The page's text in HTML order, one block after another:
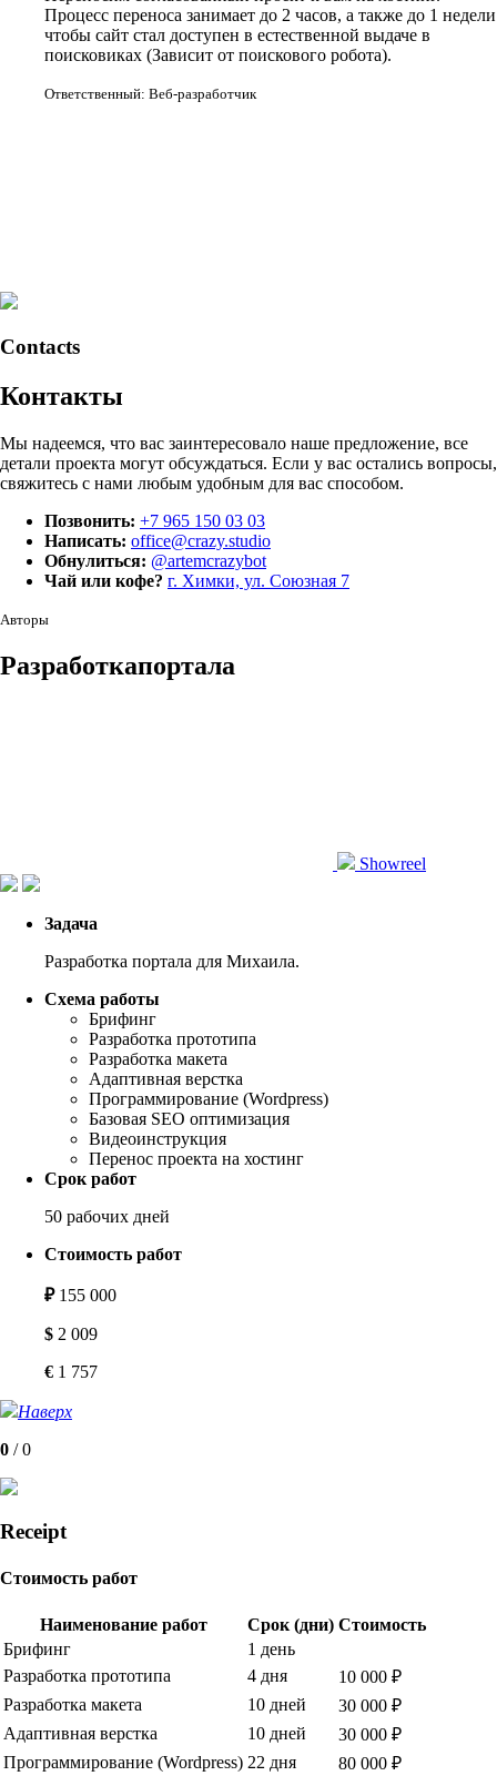
Процесс переноса занимает до 2 часов, а также до 1 недели
чтобы сайт стал доступен в естественной выдаче в
поисковиках (Зависит от поискового робота).
Ответственный: Веб-разработчик
Contacts
Контакты
Мы надеемся, что вас заинтересовало наше предложение, все
детали проекта могут обсуждаться. Если у вас остались вопросы,
свяжитесь с нами любым удобным для вас способом.
Позвонить: +7 965 150 03 03
Написать: office@crazy.studio
Обнулиться: @artemcrazybot
Чай или кофе? г. Химки, ул. Союзная 7
Авторы
Разработкапортала
Showreel
Задача
Разработка портала для Михаила.
Схема работы
Брифинг
Разработка прототипа
Разработка макета
Адаптивная верстка
Программирование (Wordpress)
Базовая SEO оптимизация
Видеоинструкция
Перенос проекта на хостинг
Срок работ
50 рабочих дней
Стоимость работ
₽155 000
$ 2 009
€ 1 757
Наверх
0 /0
Receipt
Стоимость работ
Наименование работ Срок (дни) Стоимость
Брифинг
1 день
Разработка прототипа
4 дня
10 000 ₽
Разработка макета
10 дней
30 000 ₽
Адаптивная верстка
10 дней
30 000 ₽
Программирование (Wordpress) 22 дня
80 000 ₽